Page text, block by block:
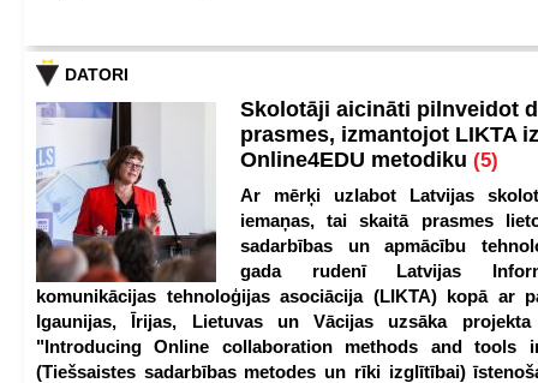
DATORI
Skolotāji aicināti pilnveidot
prasmes, izmantojot LIKTA
Online4EDU metodiku (5)
Ar mērķi uzlabot Latvijas
iemaņas, tai skaitā prasmes
sadarbības un apmācību
gada rudenī Latvijas
komunikācijas tehnoloģijas asociācija (LIKTA) kopā ar
Igaunijas, Īrijas, Lietuvas un Vācijas uzsāka projekta
"Introducing Online collaboration methods and tools
(Tiešsaistes sadarbības metodes un rīki izglītībai)